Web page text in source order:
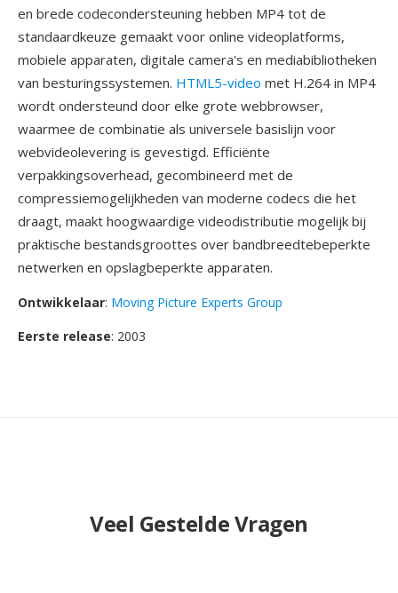
en brede codecondersteuning hebben MP4 tot de
standaardkeuze gemaakt voor online videoplatforms,
mobiele apparaten, digitale camera's en mediabibliotheken
van besturingssystemen. HTML5-video met H.264 in MP4
wordt ondersteund door elke grote webbrowser,
waarmee de combinatie als universele basislijn voor
webvideolevering is gevestigd. Efficiënte
verpakkingsoverhead, gecombineerd met de
compressiemogelijkheden van moderne codecs die het
draagt, maakt hoogwaardige videodistributie mogelijk bij
praktische bestandsgroottes over bandbreedtebeperkte
netwerken en opslagbeperkte apparaten.
Ontwikkelaar: Moving Picture Experts Group
Eerste release: 2003
Veel Gestelde Vragen